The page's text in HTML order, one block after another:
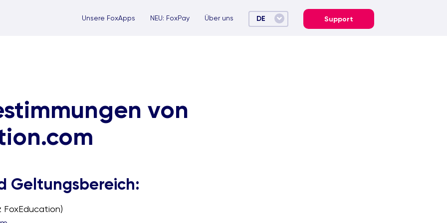
Unsere FoxApps NEU: FoxPay Über uns DE Support
von
Geltungsbereich:
FoxEducation)